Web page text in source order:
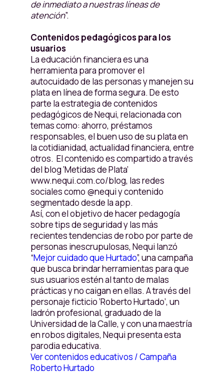
de inmediato a nuestras líneas de
atención”.
Contenidos pedagógicos para los
usuarios
La educación financiera es una
herramienta para promover el
autocuidado de las personas y manejen su
plata en línea de forma segura. De esto
parte la estrategia de contenidos
pedagógicos de Nequi, relacionada con
temas como: ahorro, préstamos
responsables, el buen uso de su plata en
la cotidianidad, actualidad financiera, entre
otros. El contenido es compartido a través
del blog ‘Metidas de Plata’
www.nequi.com.co/blog, las redes
sociales como @nequi y contenido
segmentado desde la app.
Así, con el objetivo de hacer pedagogía
sobre tips de seguridad y las más
recientes tendencias de robo por parte de
personas inescrupulosas, Nequi lanzó
“Mejor cuidado que Hurtado”, una campaña
que busca brindar herramientas para que
sus usuarios estén al tanto de malas
prácticas y no caigan en ellas. A través del
personaje ficticio ‘Roberto Hurtado’, un
ladrón profesional, graduado de la
Universidad de la Calle, y con una maestría
en robos digitales, Nequi presenta esta
parodia educativa.
Ver contenidos educativos / Campaña
Roberto Hurtado